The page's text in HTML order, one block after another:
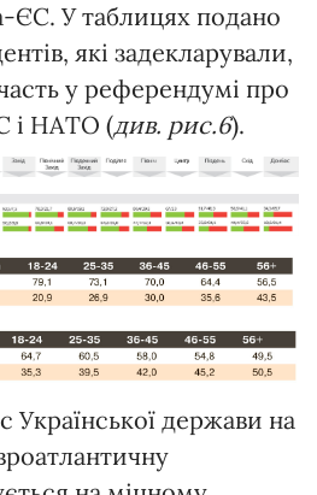
ЄС. У таблицях подано
які задекларували,
у референдумі про
і НАТО (див. рис.6).
Української держави на